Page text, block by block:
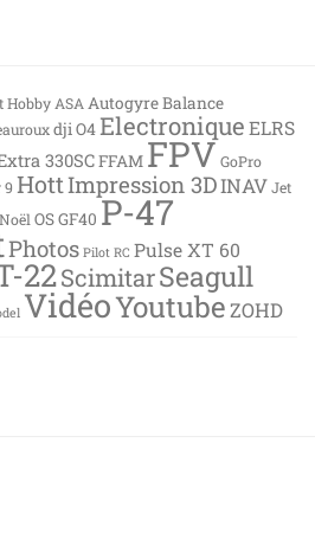
Hobby ASA AutogyreBalance
dji O4Electronique ELRS
330SCFFAM FPVGoPro
9 HottImpression 3DINAVJet
Noël OS GF40 P-47
Photos Pilot RC Pulse XT 60
22ScimitarSeagull
VidéoYoutube ZOHD